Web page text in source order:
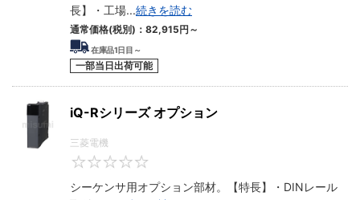
長】・工場...続きを読む
通常価格(税別)： 82,915円 ～
在庫品1日目～
一部当日出荷可能
iQ-Rシリーズ オプション
三菱電機
シーケンサ用オプション部材。【特長】・DINレール